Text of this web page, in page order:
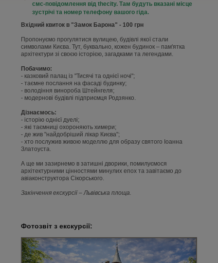
смс-повідомлення від thecity. Там будуть вказані місце
зустрічі та номер телефону вашого гіда.
Вхідний квиток в "Замок Барона" - 100 грн
Пропонуємо прогулятися вулицею, будівлі якої стали
символами Києва. Тут, буквально, кожен будинок – пам'ятка
архітектури зі своєю історією, загадками та легендами.
Побачимо:
- казковий палац із "Тисячі та однієї ночі";
- таємне послання на фасаді будинку;
- володіння винороба Штейнгеля;
- модернові будівлі підприємця Родзянко.
Дізнаємось:
- історію однієї дуелі;
- які таємниці охороняють химери;
- де жив "найдобріший лікар Києва";
- хто послужив живою моделлю для образу святого Іоанна
Златоуста.
А ще ми зазирнемо в затишні дворики, помилуємося
архітектурними цінностями минулих епох та завітаємо до
авіаконструктора Сікорського.
Закінчення екскурсії – Львівська площа.
Фотозвіт з екскурсії: